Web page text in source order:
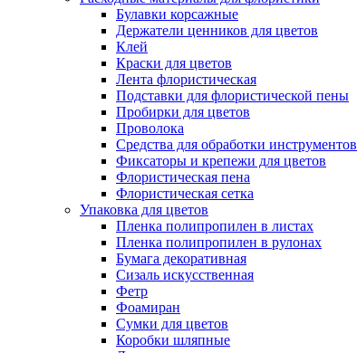
Булавки корсажные
Держатели ценников для цветов
Клей
Краски для цветов
Лента флористическая
Подставки для флористической пены
Пробирки для цветов
Проволока
Средства для обработки инструментов
Фиксаторы и крепежи для цветов
Флористическая пена
Флористическая сетка
Упаковка для цветов
Пленка полипропилен в листах
Пленка полипропилен в рулонах
Бумага декоративная
Сизаль искусственная
Фетр
Фоамиран
Сумки для цветов
Коробки шляпные